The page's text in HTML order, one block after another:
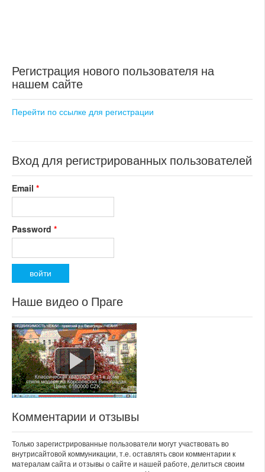
Регистрация нового пользователя на
нашем сайте
Перейти по ссылке для регистрации
Вход для регистрированных пользователей
Email *
Password *
Наше видео о Праге
Комментарии и отзывы
Только зарегистрированные пользователи могут участвовать во
внутрисайтовой коммуникации, т.е. оставлять свои комментарии к
матералам сайта и отзывы о сайте и нашей работе, делиться своим